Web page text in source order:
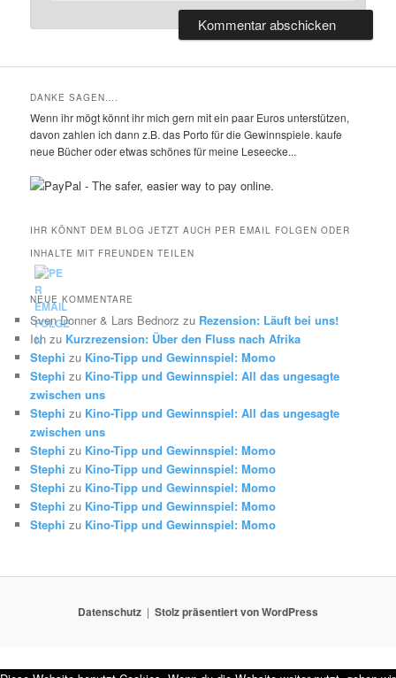
DANKE SAGEN….
Wenn ihr mögt könnt ihr mich gern mit ein paar Euros unterstützen,
davon zahlen ich dann z.B. das Porto für die Gewinnspiele. kaufe
neue Bücher oder etwas schönes für meine Leseecke...
IHR KÖNNT DEM BLOG JETZT AUCH PER EMAIL FOLGEN ODER
INHALTE MIT FREUNDEN TEILEN
NEUE KOMMENTARE
Sven Donner & Lars Bednorz zu Rezension: Läuft bei uns!
Ich zu Kurzrezension: Über den Fluss nach Afrika
Stephi zu Kino-Tipp und Gewinnspiel: Momo
Stephi zu Kino-Tipp und Gewinnspiel: All das ungesagte
zwischen uns
Stephi zu Kino-Tipp und Gewinnspiel: All das ungesagte
zwischen uns
Stephi zu Kino-Tipp und Gewinnspiel: Momo
Stephi zu Kino-Tipp und Gewinnspiel: Momo
Stephi zu Kino-Tipp und Gewinnspiel: Momo
Stephi zu Kino-Tipp und Gewinnspiel: Momo
Stephi zu Kino-Tipp und Gewinnspiel: Momo
Datenschutz Stolz präsentiert von WordPress